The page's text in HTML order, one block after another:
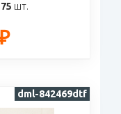
шт.
dml-842469dtf